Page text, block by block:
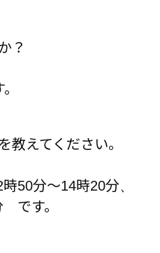
？
教えてください。
50分～14時20分、
です。